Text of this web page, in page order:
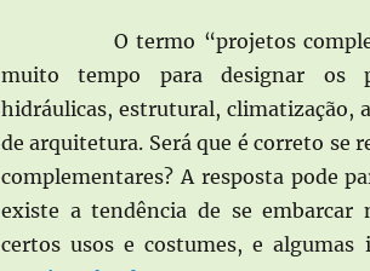
O termo “projetos
muito tempo para designar os
hidráulicas, estrutural, climatização,
de arquitetura. Será que é correto se
complementares? A resposta pode
existe a tendência de se
certos usos e costumes, e algumas